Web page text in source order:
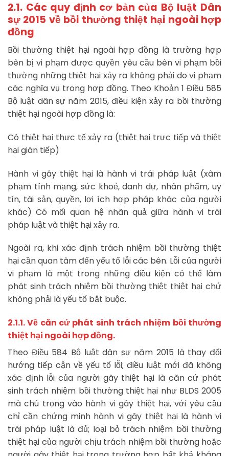
2.1. Các quy định cơ bản của Bộ luật Dân
sự 2015 về bồi thường thiệt hại ngoài hợp
đồng
Bồi thường thiệt hại ngoài hợp đồng là trường hợp
bên bị vi phạm được quyền yêu cầu bên vi phạm bồi
thường những thiệt hại xảy ra không phải do vi phạm
các nghĩa vụ trong hợp đồng. Theo Khoản 1 Điều 585
Bộ luật dân sự năm 2015, điều kiện xảy ra bồi thường
thiệt hại ngoài hợp đồng là:
Có thiệt hại thực tế xảy ra (thiệt hại trực tiếp và thiệt
hại gián tiếp)
Hành vi gây thiệt hại là hành vi trái pháp luật (xâm
phạm tính mạng, sức khoẻ, danh dự, nhân phẩm, uy
tín, tài sản, quyền, lợi ích hợp pháp khác của người
khác) Có mối quan hệ nhân quả giữa hành vi trái
pháp luật và thiệt hại xảy ra.
Ngoài ra, khi xác định trách nhiệm bồi thường thiệt
hại cần quan tâm đến yếu tố lỗi các bên. Lỗi của người
vi phạm là một trong những điều kiện có thể làm
phát sinh trách nhiệm bồi thường thiệt thiệt hại chứ
không phải là yếu tố bắt buộc.
2.1.1. Về căn cứ phát sinh trách nhiệm bồi thường
thiệt hại ngoài hợp đồng.
Theo Điều 584 Bộ luật dân sự năm 2015 là thay đổi
hướng tiếp cận về yếu tố lỗi; điều luật mới đã không
xác định lỗi của người gây thiệt hại là căn cứ phát
sinh trách nhiệm bồi thường thiệt hại như BLDS 2005
mà chú trọng vào hành vi gây thiệt hại, với yêu cầu
chỉ cần chứng minh hành vi gây thiệt hại là hành vi
trái pháp luật là đủ; loại bỏ trách nhiệm bồi thường
thiệt hại của người chịu trách nhiệm bồi thường hoặc